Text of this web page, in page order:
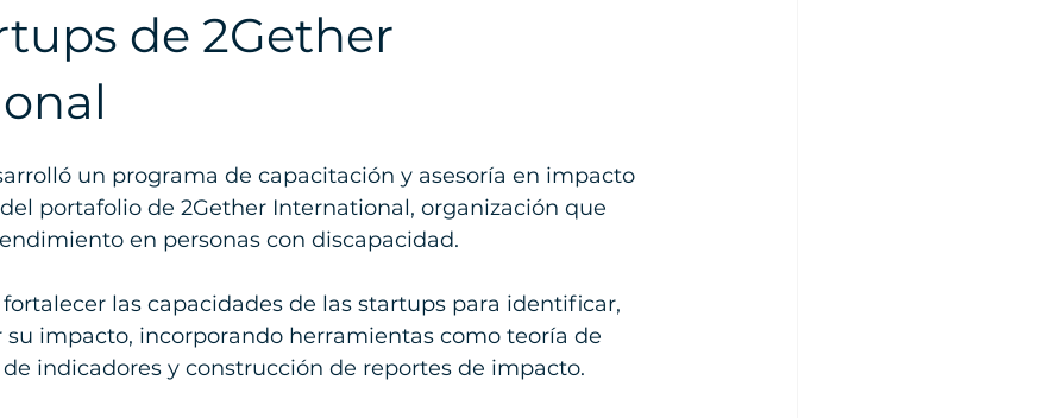
de 2Gether
un programa de capacitación y asesoría en impacto
portafolio de 2Gether International, organización que
en personas con discapacidad.
las capacidades de las startups para identificar,
impacto, incorporando herramientas como teoría de
indicadores y construcción de reportes de impacto.